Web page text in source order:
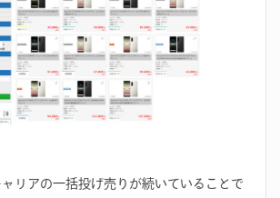
リアの一括投げ売りが続いていることで